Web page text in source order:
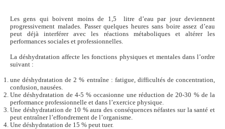
Les gens qui boivent moins de 1,5 litre d’eau par jour deviennent
progressivement malades. Passer quelques heures sans boire assez d’eau
peut déjà interférer avec les réactions métaboliques et altérer les
performances sociales et professionnelles.
La déshydratation affecte les fonctions physiques et mentales dans l’ordre
suivant :
une déshydratation de 2 % entraîne : fatigue, difficultés de concentration,
confusion, nausées.
Une déshydratation de 4-5 % occasionne une réduction de 20-30 % de la
performance professionnelle et dans l’exercice physique.
Une déshydratation de 10 % aura des conséquences néfastes sur la santé et
peut entraîner l’effondrement de l’organisme.
Une déshydratation de 15 % peut tuer.